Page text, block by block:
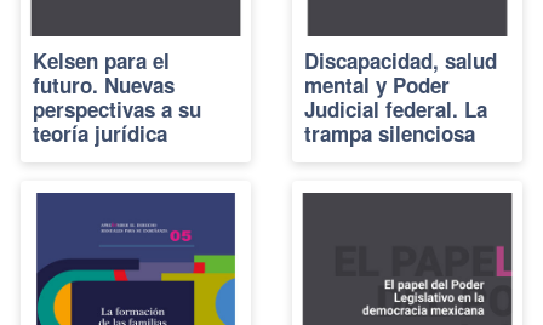
Kelsen para el
futuro. Nuevas
perspectivas a su
teoría jurídica
Discapacidad, salud
mental y Poder
Judicial federal. La
trampa silenciosa